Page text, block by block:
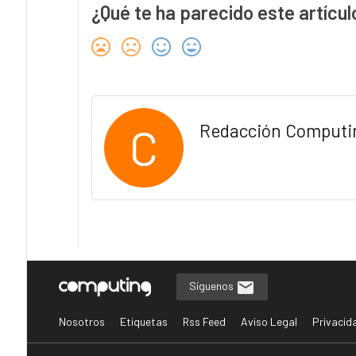
¿Qué te ha parecido este
C Redacción
Síguenos
Nosotros Etiquetas Rss Feed Aviso Legal